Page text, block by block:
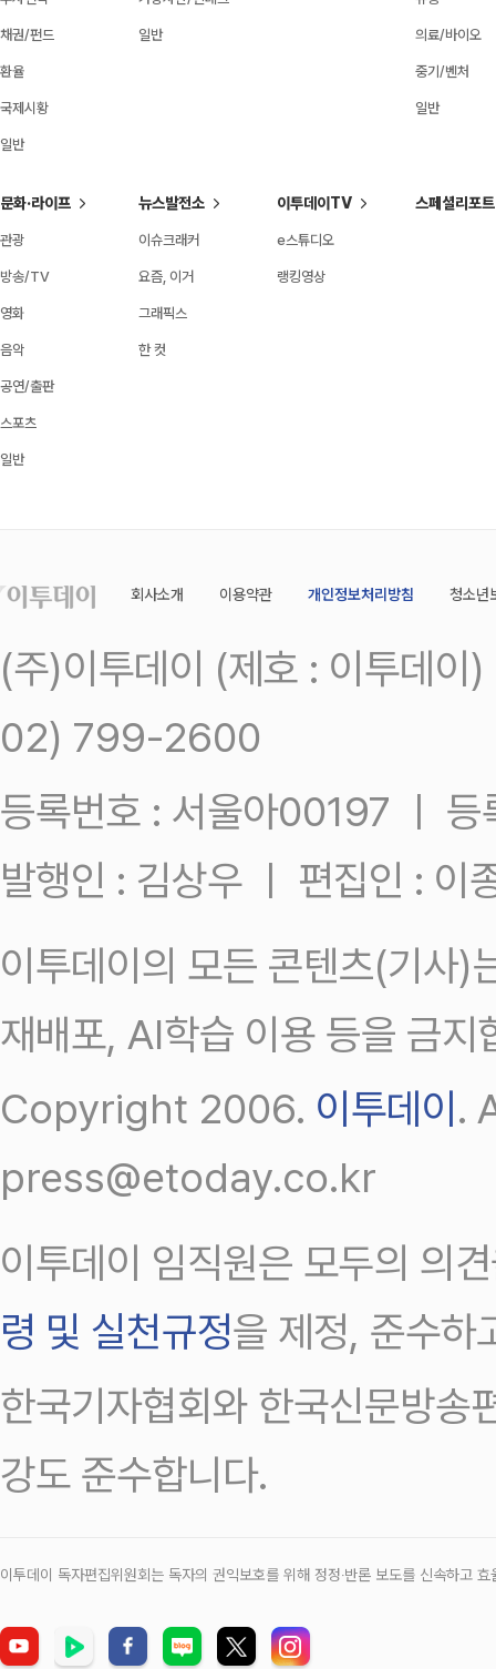
채권/펀드
환율
국제시황
일반
일반 의료/바이오
중기/벤처
일반
문화·라이프
관광
방송/TV
영화
음악
공연/출판
스포츠
일반
뉴스발전소
이슈크래커
요즘, 이거
그래픽스
한 컷
이투데이TV
e스튜디오
랭킹영상
스페셜리포트
회사소개 이용약관 개인정보처리방침 청소년
(주)이투데이 (제호 : 이투데
02) 799-2600
등록번호 : 서울아00197 ㅣ
발행인 : 김상우 ㅣ 편집인 : 이
이투데이의 모든 콘텐츠(기사)
재배포, AI학습 이용 등을 금지
Copyright 2006. 이투데이.
press@etoday.co.kr
이투데이 임직원은 모두의 의
령 및 실천규정을 제정, 준수하
한국기자협회와 한국신문방송
강도 준수합니다.
이투데이 독자편집위원회는 독자의 권익보호를 위해 정정‧반론 보도를 신속하고